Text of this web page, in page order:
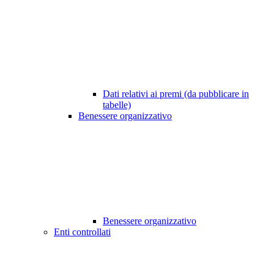
Dati relativi ai premi (da pubblicare in
tabelle)
Benessere organizzativo
Benessere organizzativo
Enti controllati